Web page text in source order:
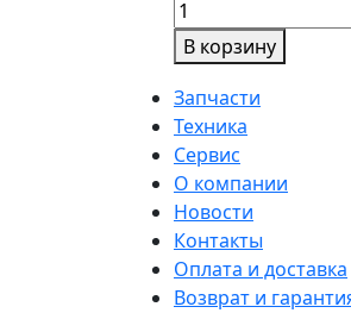
R
Количество
товара
ПОДШИПНИК
6305
2RS/P6
(6-
180305
C17)
BBC-
R
В корзину
Запчасти
Техника
Сервис
О компании
Новости
Контакты
Оплата и доставка
Возврат и